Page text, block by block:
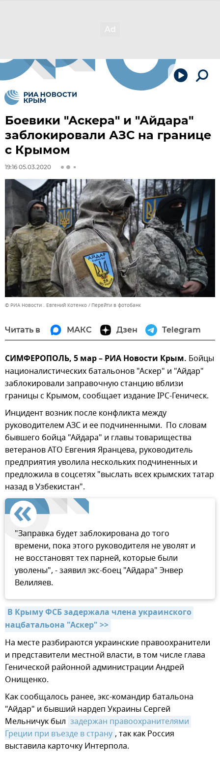
Боевики "Аскера" и "Айдара"
заблокировали АЗС на границе
с Крымом
19:16 05.03.2020
© РИА Новости . Евгений Котенко Перейти в фотобанк
Читать в МАКС Дзен Telegram
СИМФЕРОПОЛЬ, 5 мар – РИА Новости Крым. Бойцы
националистических батальонов "Аскер" и "Айдар"
заблокировали заправочную станцию вблизи
границы с Крымом, сообщает издание ІРС-Геническ.
Инцидент возник после конфликта между
руководителем АЗС и ее подчиненными. По словам
бывшего бойца "Айдара" и главы товарищества
ветеранов АТО Евгения Яранцева, руководитель
предприятия уволила нескольких подчиненных и
предложила в соцсетях "выслать всех крымских татар
назад в Узбекистан".
"Заправка будет заблокирована до того
времени, пока этого руководителя не уволят и
не восстановят тех парней, которые были
уволены", - заявил экс-боец "Айдара" Энвер
Велиляев.
В Крыму ФСБ задержала члена украинского
нацбатальона "Аскер" >>
На месте разбираются украинские правоохранители
и представители местной власти, в том числе глава
Генической районной администрации Андрей
Онищенко.
Как сообщалось ранее, экс-командир батальона
"Айдар" и бывший нардеп Украины Сергей
Мельничук был задержан правоохранителями
Греции при въезде в страну , так как Россия
выставила карточку Интерпола.